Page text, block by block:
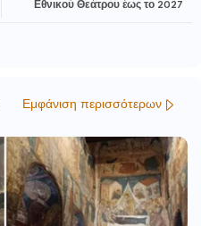
Εθνικού Θεάτρου έως το 2027
Εμφάνιση περισσότερων